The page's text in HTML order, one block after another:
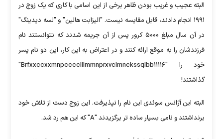
البته عجیب و غریب بودن ظاهر برخی از این اسامی با کاری که یک زوج در
۱۹۹۱ انجام دادند، قابل مقایسه نیست. ‌"الیزابت هالین" و "لسه دیدینگ"
در آن سال مبلغ ۵۰۰۰ کرور پس از آن جریمه شدند که نتوانستند نام
فرزندشان را به موقع ارائه کنند و در اعتراض به این کار، این دو نام پسر
خود را "Brfxxccxxmnpcccclllmmnprxvclmnckssqlbb۱۱۱۱۶"
گذاشتند!
البته این آژانس سوئدی این نام را نپذیرفت. این زوج دست از تلاش خود
برنداشتند و نامی بسیار ساده تر برگزیدند "A" که این هم رد شد.